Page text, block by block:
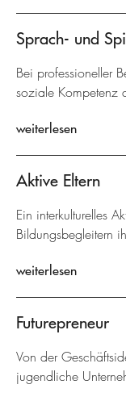
Sprach- und
Bei professioneller
soziale Kompetenz
weiterlesen
Aktive Eltern
Ein interkulturelles
Bildungsbegleitern
weiterlesen
Futurepreneur
Von der
jugendliche